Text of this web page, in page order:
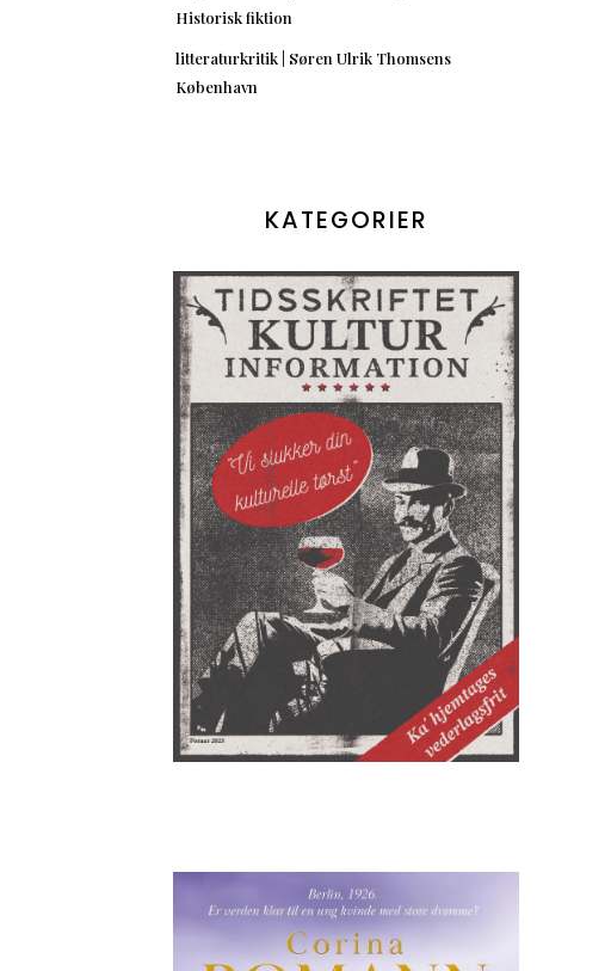
Historisk fiktion
litteraturkritik | Søren Ulrik Thomsens
København
KATEGORIER